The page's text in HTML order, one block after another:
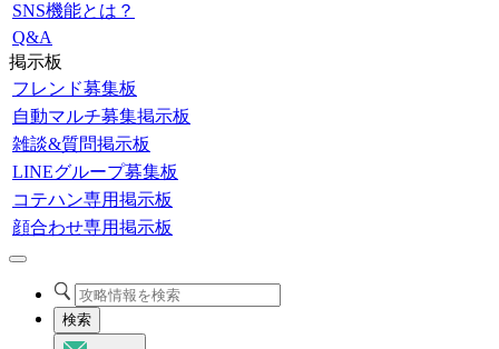
SNS機能とは？
Q&A
掲示板
フレンド募集板
自動マルチ募集掲示板
雑談&質問掲示板
LINEグループ募集板
コテハン専用掲示板
顔合わせ専用掲示板
検索